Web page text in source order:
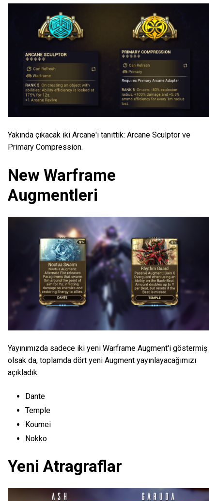
Yakında çıkacak iki Arcane'i tanıttık: Arcane Sculptor ve
Primary Compression.
New Warframe
Augmentleri
Yayınımızda sadece iki yeni Warframe Augment'i göstermiş
olsak da, toplamda dört yeni Augment yayınlayacağımızı
açıkladık:
Dante
Temple
Koumei
Nokko
Yeni Atragraflar